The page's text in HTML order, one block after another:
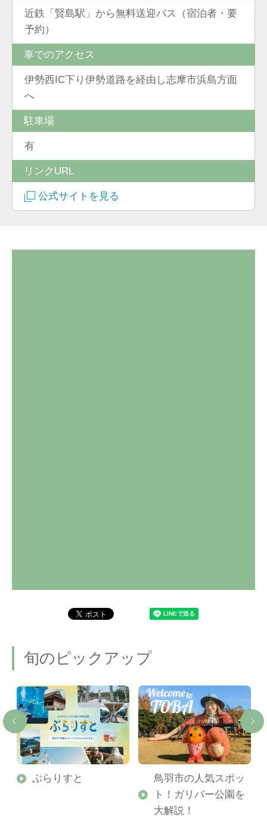
近鉄「賢島駅」から無料送迎バス（宿泊者・要
予約）
車でのアクセス
伊勢西IC下り伊勢道路を経由し志摩市浜島方面
へ
駐車場
有
リンクURL
公式サイトを見る
旬のピックアップ
ぶらりすと
鳥羽市の人気スポッ
ト！ガリバー公園を
大解説！